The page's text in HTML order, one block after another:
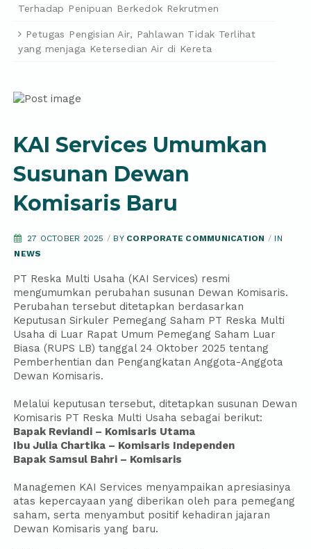
Terhadap Penipuan Berkedok Rekrutmen
Petugas Pengisian Air, Pahlawan Tidak Terlihat
yang menjaga Ketersedian Air di Kereta
KAI Services Umumkan
Susunan Dewan
Komisaris Baru
27 OCTOBER 2025 / BY CORPORATE COMMUNICATION / IN
NEWS
PT Reska Multi Usaha (KAI Services) resmi
mengumumkan perubahan susunan Dewan Komisaris.
Perubahan tersebut ditetapkan berdasarkan
Keputusan Sirkuler Pemegang Saham PT Reska Multi
Usaha di Luar Rapat Umum Pemegang Saham Luar
Biasa (RUPS LB) tanggal 24 Oktober 2025 tentang
Pemberhentian dan Pengangkatan Anggota-Anggota
Dewan Komisaris.
Melalui keputusan tersebut, ditetapkan susunan Dewan
Komisaris PT Reska Multi Usaha sebagai berikut:
Bapak Reviandi – Komisaris Utama
Ibu Julia Chartika – Komisaris Independen
Bapak Samsul Bahri – Komisaris
Managemen KAI Services menyampaikan apresiasinya
atas kepercayaan yang diberikan oleh para pemegang
saham, serta menyambut positif kehadiran jajaran
Dewan Komisaris yang baru.